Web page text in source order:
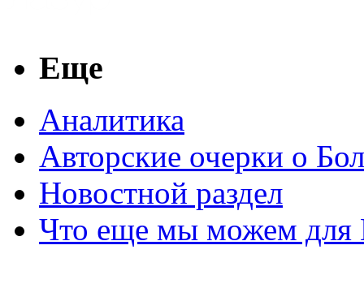
Еще
Аналитика
Авторские очерки о
Новостной раздел
Что еще мы можем для